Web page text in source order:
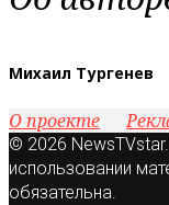
Михаил Тургенев
О проекте
© 2026
использовании
обязательна.